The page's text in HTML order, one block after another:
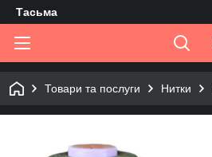
Tасьма
Товари та послуги Нитки